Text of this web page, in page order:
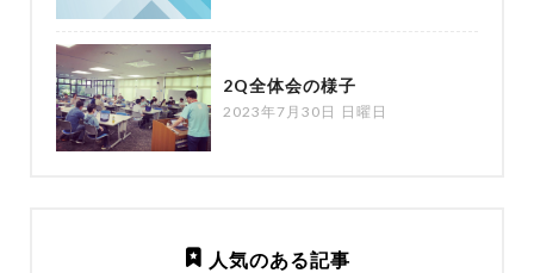
2Q全体会の様子
2023年7月30日 日曜日
人気のある記事